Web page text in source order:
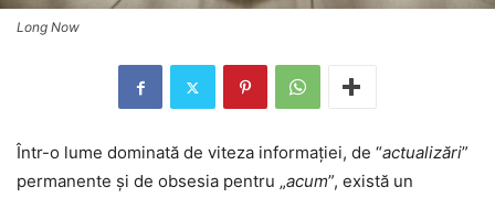
Long Now
Într-o lume dominată de viteza informației, de “actualizări”
permanente și de obsesia pentru „acum”, există un